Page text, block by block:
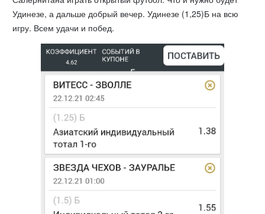
Удинезе, а дальше добрый вечер. Удинезе (1,25)Б на всю
игру. Всем удачи и побед.